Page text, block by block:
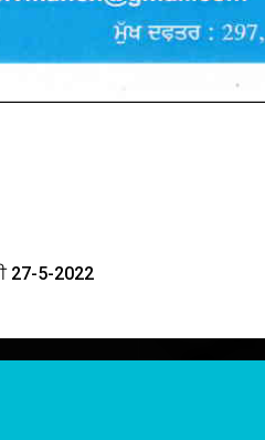
27-5-2022